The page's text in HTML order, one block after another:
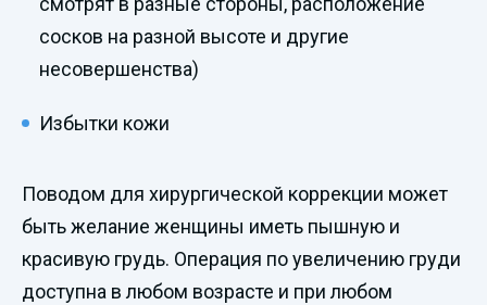
сосков на разной высоте и другие
несовершенства)
Избытки кожи
Поводом для хирургической коррекции может
быть желание женщины иметь пышную и
красивую грудь. Операция по увеличению груди
доступна в любом возрасте и при любом